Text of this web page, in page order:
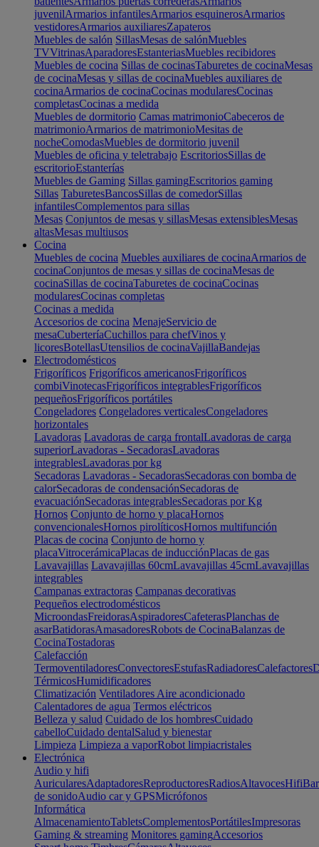
juvenilArmarios infantilesArmarios esquinerosArmarios
vestidoresArmarios auxiliaresZapateros
Muebles de salón SillasMesas de salónMuebles
TVVitrinasAparadoresEstanteriasMuebles recibidores
Muebles de cocina Sillas de cocinasTaburetes de cocinaMesas
de cocinaMesas y sillas de cocinaMuebles auxiliares de
cocinaArmarios de cocinaCocinas modularesCocinas
completasCocinas a medida
Muebles de dormitorio Camas matrimonioCabeceros de
matrimonioArmarios de matrimonioMesitas de
nocheComodasMuebles de dormitorio juvenil
Muebles de oficina y teletrabajo EscritoriosSillas de
escritorioEstanterías
Muebles de Gaming Sillas gamingEscritorios gaming
Sillas TaburetesBancosSillas de comedorSillas
infantilesComplementos para sillas
Mesas Conjuntos de mesas y sillasMesas extensiblesMesas
altasMesas multiusos
Cocina
Muebles de cocina Muebles auxiliares de cocinaArmarios de
cocinaConjuntos de mesas y sillas de cocinaMesas de
cocinaSillas de cocinaTaburetes de cocinaCocinas
modularesCocinas completas
Cocinas a medida
Accesorios de cocina MenajeServicio de
mesaCuberteríaCuchillos para chefVinos y
licoresBotellasUtensilios de cocinaVajillaBandejas
Electrodomésticos
Frigoríficos Frigoríficos americanosFrigoríficos
combiVinotecasFrigoríficos integrablesFrigoríficos
pequeñosFrigoríficos portátiles
Congeladores Congeladores verticalesCongeladores
horizontales
Lavadoras Lavadoras de carga frontalLavadoras de carga
superiorLavadoras - SecadorasLavadoras
integrablesLavadoras por kg
Secadoras Lavadoras - SecadorasSecadoras con bomba de
calorSecadoras de condensaciónSecadoras de
evacuaciónSecadoras integrablesSecadoras por Kg
Hornos Conjunto de horno y placaHornos
convencionalesHornos pirolíticosHornos multifunción
Placas de cocina Conjunto de horno y
placaVitrocerámicaPlacas de inducciónPlacas de gas
Lavavajillas Lavavajillas 60cmLavavajillas 45cmLavavajillas
integrables
Campanas extractoras Campanas decorativas
Pequeños electrodomésticos
MicroondasFreidorasAspiradoresCafeterasPlanchas de
asarBatidorasAmasadoresRobots de CocinaBalanzas de
CocinaTostadoras
Calefacción
TermoventiladoresConvectoresEstufasRadiadoresCalefactores
TérmicosHumidificadores
Climatización Ventiladores Aire acondicionado
Calentadores de agua Termos eléctricos
Belleza y salud Cuidado de los hombresCuidado
cabelloCuidado dentalSalud y bienestar
Limpieza Limpieza a vaporRobot limpiacristales
Electrónica
Audio y hifi
AuricularesAdaptadoresReproductoresRadiosAltavocesHifi
de sonidoAudio car y GPSMicrófonos
Informática
AlmacenamientoTabletsComplementosPortátilesImpresoras
Gaming & streaming Monitores gamingAccesorios